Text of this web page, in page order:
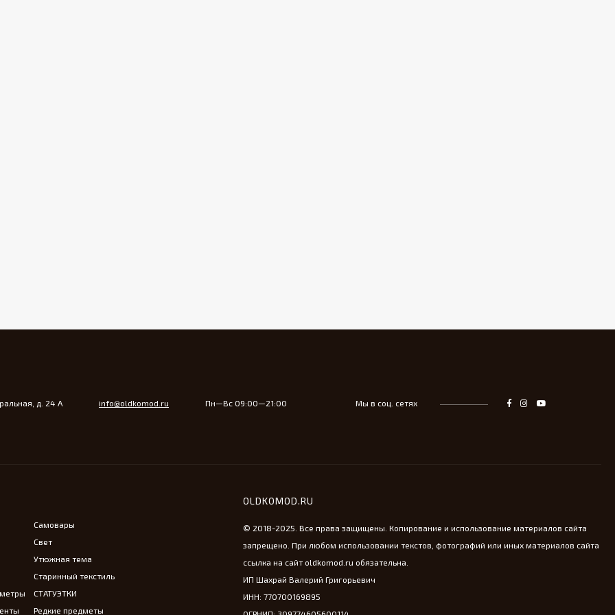
д. 24 А
info@oldkomod.ru Пн—Вс 09:00—21:00 Мы в соц. сетях
Самовары
Свет
Утюжная тема
Старинный текстиль
СТАТУЭТКИ
Редкие предметы
OLDKOMOD.RU
© 2018-2025. Все права защищены. Копирование и использование материалов сайта
запрещено. При любом использовании текстов, фотографий или иных материалов сайта
ссылка на сайт oldkomod.ru обязательна.
ИП Шахрай Валерий Григорьевич
ИНН: 770700169895